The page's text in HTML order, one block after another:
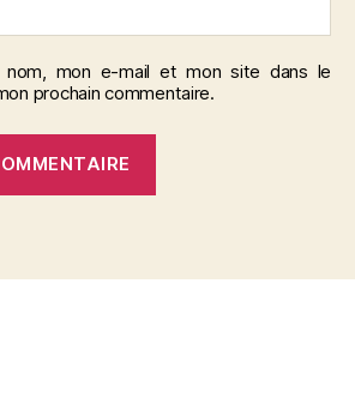
nom, mon e-mail et mon site dans le
prochain commentaire.